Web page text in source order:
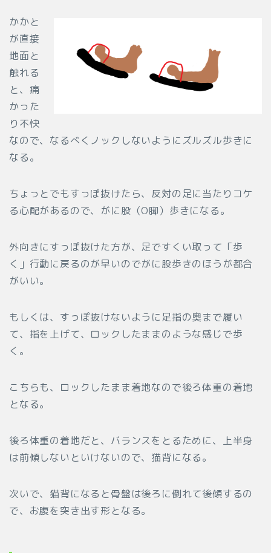
かかと
が直接
地面と
触れる
と、痛
かった
り不快
なので、なるべくノックしないようにズルズル歩きに
なる。
ちょっとでもすっぽ抜けたら、反対の足に当たりコケ
る心配があるので、がに股（O脚）歩きになる。
外向きにすっぽ抜けた方が、足ですくい取って「歩
く」行動に戻るのが早いのでがに股歩きのほうが都合
がいい。
もしくは、すっぽ抜けないように足指の奥まで履い
て、指を上げて、ロックしたままのような感じで歩
く。
こちらも、ロックしたまま着地なので後ろ体重の着地
となる。
後ろ体重の着地だと、バランスをとるために、上半身
は前傾しないといけないので、猫背になる。
次いで、猫背になると骨盤は後ろに倒れて後傾するの
で、お腹を突き出す形となる。